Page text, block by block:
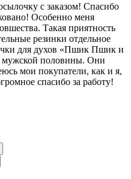
с заказом! Спасибо
Особенно меня
Такая приятность
резинки отдельное
для духов «Пшик Пшик и
мужской половины. Они
мои покупатели, как и я,
спасибо за работу!